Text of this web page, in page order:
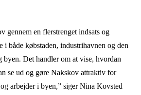
gennem en flerstrenget indsats og
i både købstaden, industrihavnen og den
Det handler om at vise, hvordan
se ud og gøre Nakskov attraktiv for
arbejder i byen,” siger Nina Kovsted